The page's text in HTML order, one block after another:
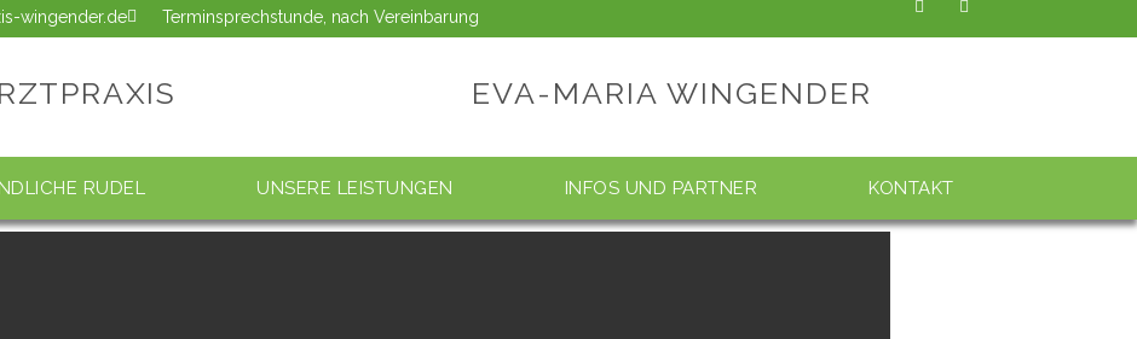
wingender.de Terminsprechstunde, nach Vereinbarung
EVA-MARIA WINGENDER
RUDEL UNSERE LEISTUNGEN INFOS UND PARTNER KONTAKT